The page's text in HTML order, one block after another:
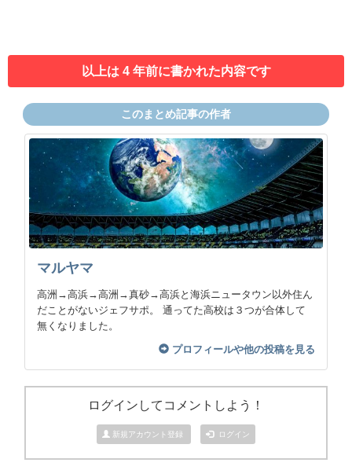
以上は 4 年前に書かれた内容です
このまとめ記事の作者
マルヤマ
高洲→高浜→高洲→真砂→高浜と海浜ニュータウン以外住ん
だことがないジェフサポ。 通ってた高校は３つが合体して
無くなりました。
プロフィールや他の投稿を見る
ログインしてコメントしよう！
新規アカウント登録 ログイン